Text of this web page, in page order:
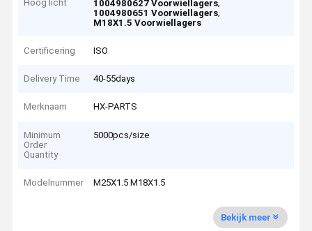
Hoog licht 1004980627 Voorwiellagers,
1004980651 Voorwiellagers,
M18X1.5 Voorwiellagers
Certificering ISO
Delivery Time 40-55days
Merknaam HX-PARTS
Minimum
Order
Quantity
5000pcs/size
Modelnummer M25X1.5 M18X1.5
Bekijk meer